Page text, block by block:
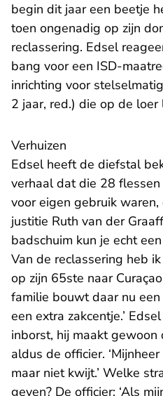
begin dit jaar een beetje
toen ongenadig op zijn
reclassering. Edsel
bang voor een ISD-
inrichting voor
2 jaar, red.) die op de loer
Verhuizen
Edsel heeft de diefstal
verhaal dat die 28
voor eigen gebruik
justitie Ruth van der
badschuim kun je echt
Van de reclassering heb
op zijn 65ste naar
familie bouwt daar nu
een extra zakcentje.’
inborst, hij maakt gewoon
aldus de officier.
maar niet kwijt.’ Welke
geven? De officier: ‘Als